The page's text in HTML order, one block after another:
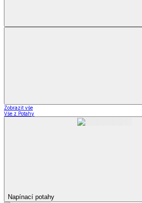
Zobrazit vše
Vše z Potahy
Napínací potahy